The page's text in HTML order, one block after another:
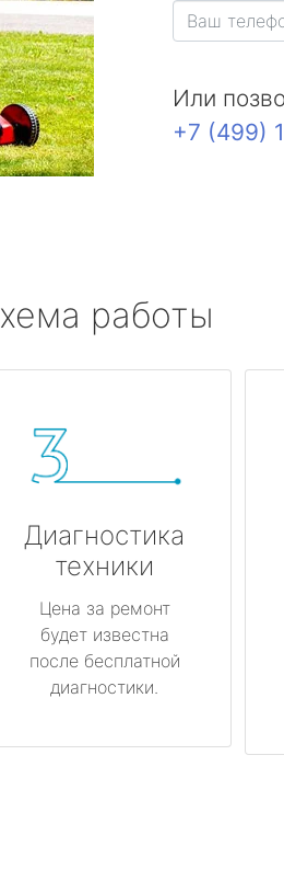
Или
+7 (499)
работы
Диагностика
техники
Цена за ремонт
будет известна
после бесплатной
диагностики.